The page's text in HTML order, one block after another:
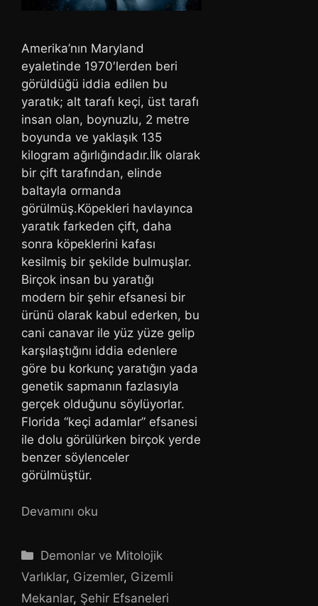
Amerika’nın Maryland
eyaletinde 1970′lerden beri
görüldüğü iddia edilen bu
yaratık; alt tarafı keçi, üst tarafı
insan olan, boynuzlu, 2 metre
boyunda ve yaklaşık 135
kilogram ağırlığındadır.İlk olarak
bir çift tarafından, elinde
baltayla ormanda
görülmüş.Köpekleri havlayınca
yaratık farkeden çift, daha
sonra köpeklerini kafası
kesilmiş bir şekilde bulmuşlar.
Birçok insan bu yaratığı
modern bir şehir efsanesi bir
ürünü olarak kabul ederken, bu
cani canavar ile yüz yüze gelip
karşılaştığını iddia edenlere
göre bu korkunç yaratığın yada
genetik sapmanın fazlasıyla
gerçek olduğunu söylüyorlar.
Florida “keçi adamlar” efsanesi
ile dolu görülürken birçok yerde
benzer söylenceler
görülmüştür.
Devamını oku
Kategoriler
Demonlar ve Mitolojik
Varlıklar, Gizemler, Gizemli
Mekanlar, Şehir Efsaneleri